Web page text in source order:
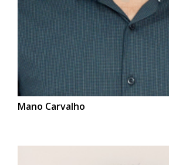
Mano Carvalho